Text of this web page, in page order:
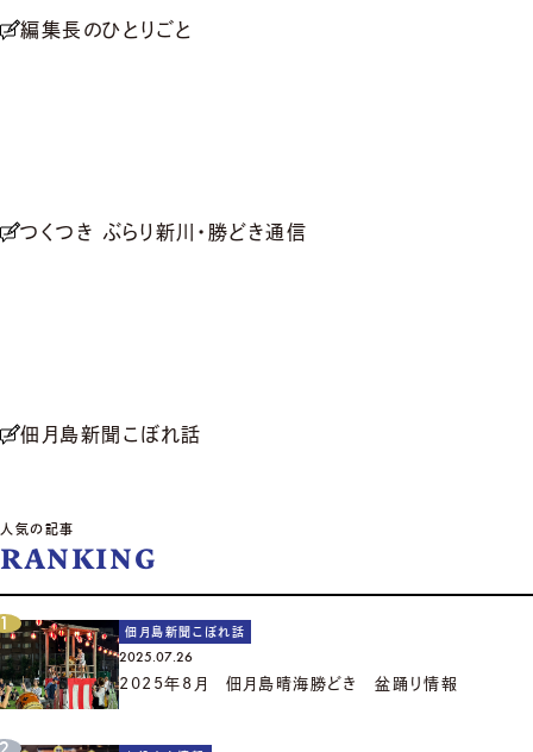
編集長のひとりごと
つくつき ぶらり新川・勝どき通信
佃月島新聞こぼれ話
人気の記事
RANKING
佃月島新聞こぼれ話
2025.07.26
2025年8月 佃月島晴海勝どき 盆踊り情報